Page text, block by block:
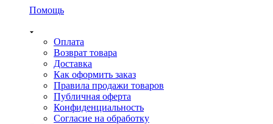
Помощь
Оплата
Возврат товара
Доставка
Как оформить заказ
Правила продажи товаров
Публичная оферта
Конфиденциальность
Согласие на обработку